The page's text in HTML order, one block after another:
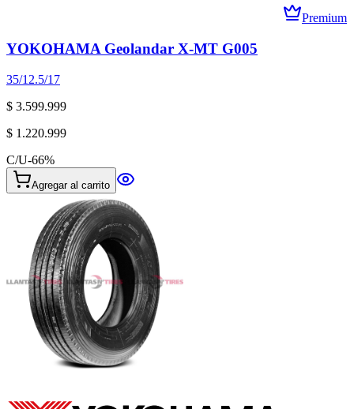
Premium
YOKOHAMA Geolandar X-MT G005
35/12.5/17
$ 3.599.999
$ 1.220.999
C/U-66%
Agregar al carrito